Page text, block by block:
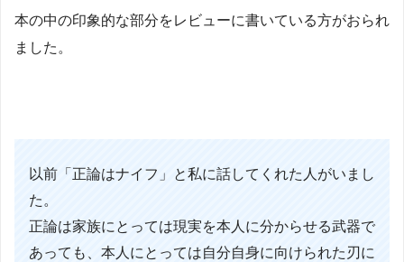
本の中の印象的な部分をレビューに書いている方がおられ
ました。
以前「正論はナイフ」と私に話してくれた人がいまし
た。
正論は家族にとっては現実を本人に分からせる武器で
あっても、本人にとっては自分自身に向けられた刃に